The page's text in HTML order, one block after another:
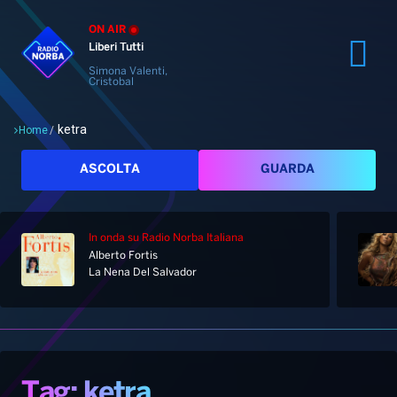
ON AIR
Liberi Tutti
Simona Valenti,
Cristobal
Home
Radio
Classifiche
Notizie
Top News
Pod&Play
Home/ ketra
ASCOLTA GUARDA
In onda su Radio Norba Italiana
Alberto Fortis
La Nena Del Salvador